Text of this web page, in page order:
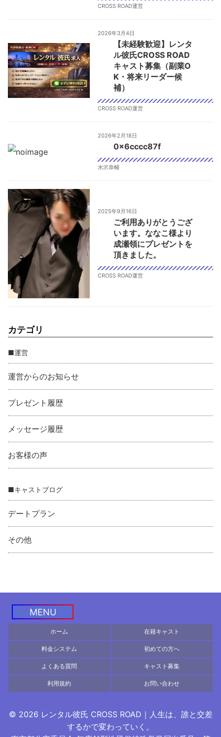
CROSS ROAD運営
2026年3月4日
【未経験歓迎】レンタ
ル彼氏CROSS ROAD
キャスト募集（副業O
K・将来リーダー候
補）
CROSS ROAD運営
2026年2月18日
0x6cccc87f
水沢恭輔
2025年9月16日
ご利用ありがとうござ
います。ななこ様より
成瀬領にプレゼントを
頂きました。
CROSS ROAD運営
カテゴリ
■運営
運営からのお知らせ
プレゼント履歴
メッセージ履歴
お客様の声
■キャストブログ
デートプラン
その他
MENU
ホーム 在籍キャスト
料金システム 初めての方へ
よくある質問 キャスト募集
利用規約 お問い合わせ
© 2026 レンタル彼氏 CROSS ROAD｜人生は、誰と交差
するかで変わっていく。